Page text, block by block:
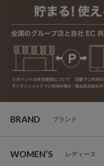
BRAND ブランド
WOMEN’S レディース